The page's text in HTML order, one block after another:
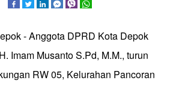
- Anggota DPRD Kota Depok
Imam Musanto S.Pd, M.M., turun
RW 05, Kelurahan Pancoran